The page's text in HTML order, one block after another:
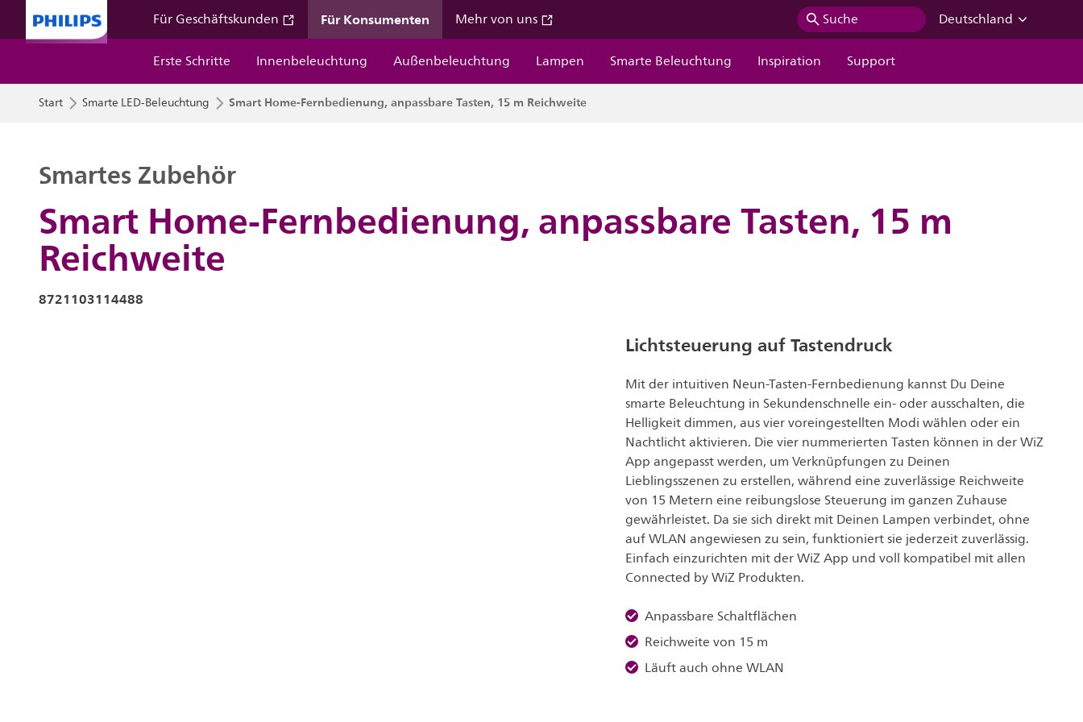
Für Geschäftskunden Für Konsumenten Mehr von uns Suche
Deutschland
Erste Schritte
Innenbeleuchtung Außenbeleuchtung Lampen Smarte Beleuchtung Inspiration Support
Start Smarte LED-Beleuchtung Smart Home-Fernbedienung, anpassbare Tasten, 15 m Reichweite
Smart Home-Fernbedienung, anpassbare Tasten, 15 m
Reichweite
Smartes Zubehör
8721103114488
Lichtsteuerung auf Tastendruck
Mit der intuitiven Neun-Tasten-Fernbedienung kannst Du Deine
smarte Beleuchtung in Sekundenschnelle ein- oder ausschalten, die
Helligkeit dimmen, aus vier voreingestellten Modi wählen oder ein
Nachtlicht aktivieren. Die vier nummerierten Tasten können in der WiZ
App angepasst werden, um Verknüpfungen zu Deinen
Lieblingsszenen zu erstellen, während eine zuverlässige Reichweite
von 15 Metern eine reibungslose Steuerung im ganzen Zuhause
gewährleistet. Da sie sich direkt mit Deinen Lampen verbindet, ohne
auf WLAN angewiesen zu sein, funktioniert sie jederzeit zuverlässig.
Einfach einzurichten mit der WiZ App und voll kompatibel mit allen
Connected by WiZ Produkten.
Anpassbare Schaltflächen
Reichweite von 15 m
Läuft auch ohne WLAN